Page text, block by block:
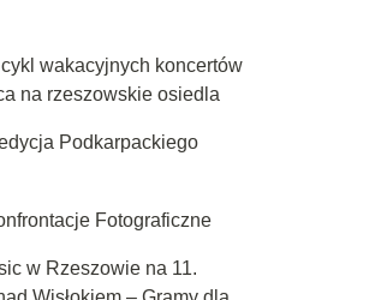
wakacyjnych koncertów
na rzeszowskie osiedla
Podkarpackiego
Fotograficzne
w Rzeszowie na 11.